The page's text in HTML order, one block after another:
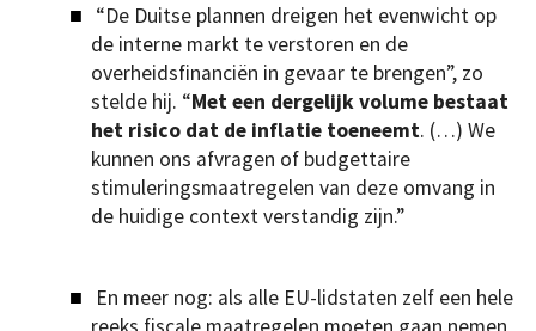
“De Duitse plannen dreigen het evenwicht op
de interne markt te verstoren en de
overheidsfinanciën in gevaar te brengen”, zo
stelde hij. “Met een dergelijk volume bestaat
het risico dat de inflatie toeneemt. (…) We
kunnen ons afvragen of budgettaire
stimuleringsmaatregelen van deze omvang in
de huidige context verstandig zijn.”
En meer nog: als alle EU-lidstaten zelf een hele